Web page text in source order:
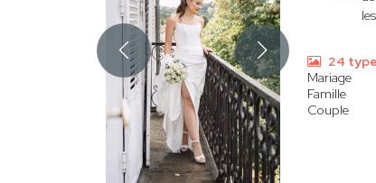
24
Mariage
Famille
Couple